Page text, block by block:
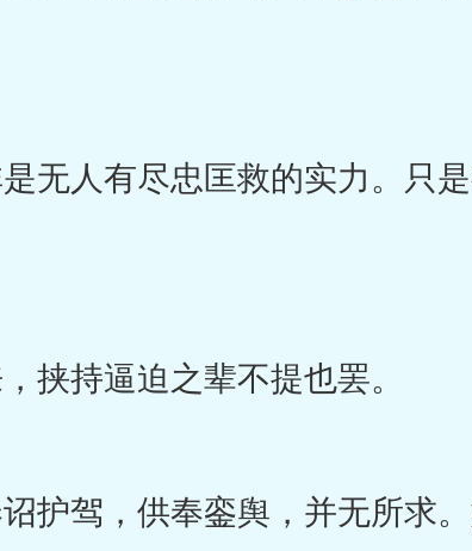
无人有尽忠匡救的实力。只
挟持逼迫之辈不提也罢。
护驾，供奉銮舆，并无所求